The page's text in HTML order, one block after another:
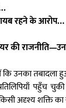
रहने के आरोप…
की
उनका तबादला
पहुँच
अदृश्य शक्ति